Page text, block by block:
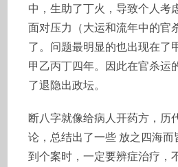
中，生助了丁火，导致个人考
面对压力（大运和流年中的官
了。问题最明显的也出现在了
甲乙丙丁四年。因此在官杀运
了退隐出政坛。
断八字就像给病人开药方，历
论，总结出了一些 放之四海
到个案时，一定要辨症治疗，